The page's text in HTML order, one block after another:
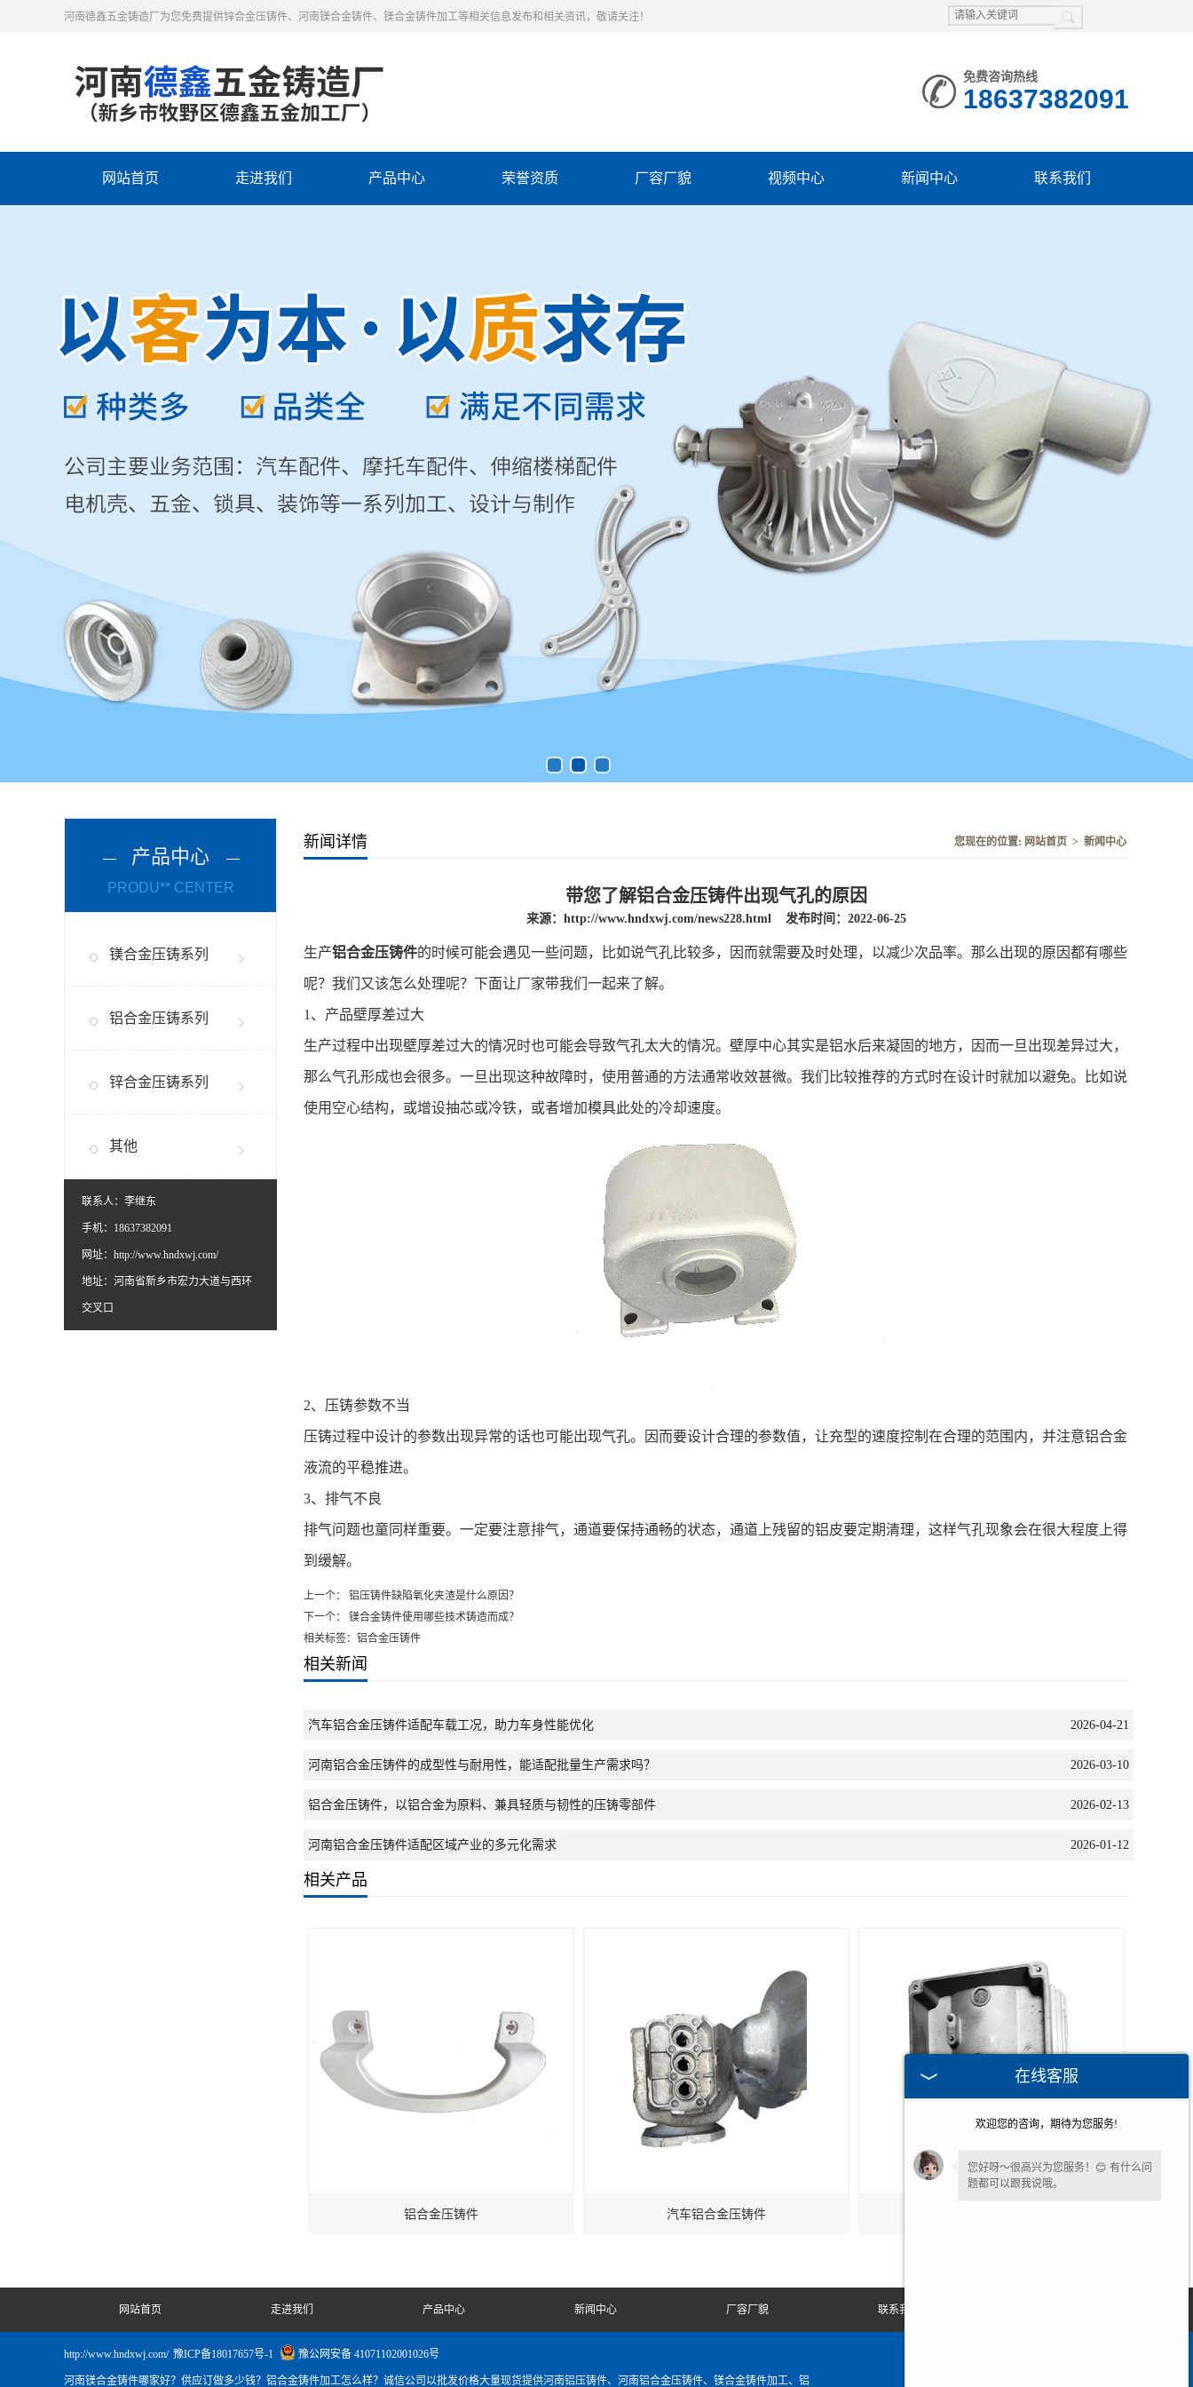
河南德鑫五金铸造厂为您免费提供锌合金压铸件、河南镁合金铸件、镁合金铸件加工等相关信息发布和相关资讯，敬请关注！
免费咨询热线
18637382091
网站首页 走进我们 产品中心 荣誉资质 厂容厂貌 视频中心 新闻中心 联系我们
产品中心
PRODU** CENTER
镁合金压铸系列
铝合金压铸系列
锌合金压铸系列
其他
联系人：李继东
手机：18637382091
网址： http://www.hndxwj.com/
地址：河南省新乡市宏力大道与西环
交叉口
新闻详情 您现在的位置: 网站首页 > 新闻中心
带您了解铝合金压铸件出现气孔的原因
来源： http://www.hndxwj.com/news228.html 发布时间：2022-06-25
生产铝合金压铸件的时候可能会遇见一些问题，比如说气孔比较多，因而就需要及时处理，以减少次品率。那么出现的原因都有哪些
呢？我们又该怎么处理呢？下面让厂家带我们一起来了解。
1、产品壁厚差过大
生产过程中出现壁厚差过大的情况时也可能会导致气孔太大的情况。壁厚中心其实是铝水后来凝固的地方，因而一旦出现差异过大，
那么气孔形成也会很多。一旦出现这种故障时，使用普通的方法通常收效甚微。我们比较推荐的方式时在设计时就加以避免。比如说
使用空心结构，或增设抽芯或冷铁，或者增加模具此处的冷却速度。
2、压铸参数不当
压铸过程中设计的参数出现异常的话也可能出现气孔。因而要设计合理的参数值，让充型的速度控制在合理的范围内，并注意铝合金
液流的平稳推进。
3、排气不良
排气问题也童同样重要。一定要注意排气，通道要保持通畅的状态，通道上残留的铝皮要定期清理，这样气孔现象会在很大程度上得
到缓解。
上一个：
铝压铸件缺陷氧化夹渣是什么原因？
下一个：
镁合金铸件使用哪些技术铸造而成？
相关标签：铝合金压铸件
相关新闻
汽车铝合金压铸件适配车载工况，助力车身性能优化 2026-04-21
河南铝合金压铸件的成型性与耐用性，能适配批量生产需求吗？ 2026-03-10
铝合金压铸件，以铝合金为原料、兼具轻质与韧性的压铸零部件 2026-02-13
河南铝合金压铸件适配区域产业的多元化需求 2026-01-12
相关产品
铝合金压铸件 汽车铝合金压铸件
网站首页 走进我们 产品中心 新闻中心 厂容厂貌 联系我们
http://www.hndxwj.com/ 豫ICP备18017657号-1 豫公网安备 41071102001026号
河南镁合金铸件哪家好？供应订做多少钱？铝合金铸件加工怎么样？诚信公司以批发价格大量现货提供河南铝压铸件、河南铝合金压铸件、镁合金铸件加工、铝
在线客服
欢迎您的咨询，期待为您服务!
您好呀～很高兴为您服务！😊 有什么问
题都可以跟我说哦。